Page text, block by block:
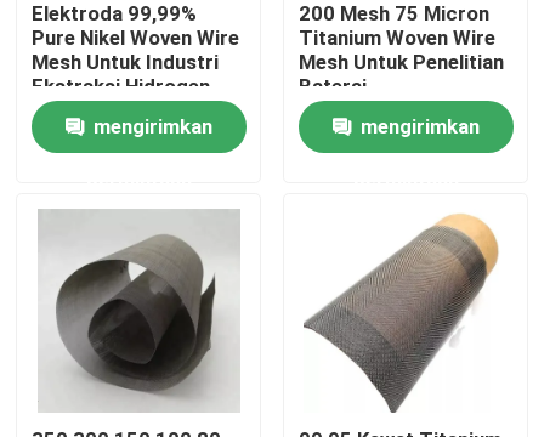
Kontrol kualitas
Hubungi kami
Jaring anyaman baja tahan karat
Jaring Keamanan Stainless Steel
Elektroda 99,99%
Pure Nikel Woven Wire
Mesh Untuk Industri
Ekstraksi Hidrogen
mengirimkan
200 Mesh 75 Micron
Titanium Woven Wire
Mesh Untuk Penelitian
Baterai
mengirimkan